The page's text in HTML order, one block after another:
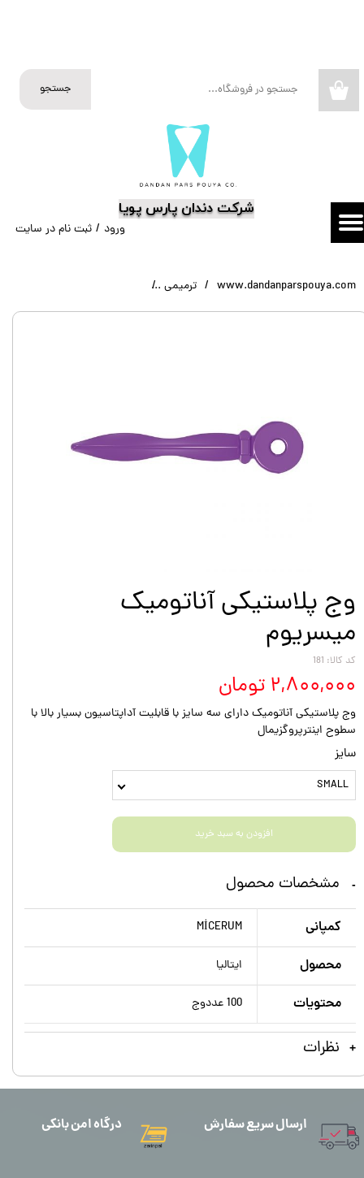
​شرکت دندان پارس پویا
جستجو
ورود / ثبت نام در سایت
تغییر گذر واژه
سفارشات
www.dandanparspouya.com ترمیمی
وج پلاستیکی آناتومیک
میسریوم
کد کالا: 181
۲,۸۰۰,۰۰۰ تومان
وج پلاستیکی آناتومیک دارای سه سایز با قابلیت آداپتاسیون بسیار بالا با
سطوح اینترپروگزیمال
سایز
SMALL
افزودن به سبد خرید
مشخصات محصول
کمپانی MİCERUM
محصول ایتالیا
محتويات 100 عدد‌وج
نظرات
ارسال سریع سفارش درگاه امن بانکی